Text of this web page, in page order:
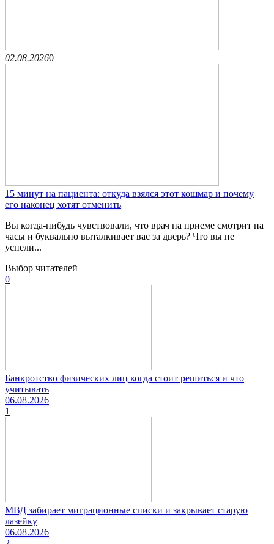
02.08.20260
15 минут на пациента: откуда взялся этот кошмар и почему
его наконец хотят отменить
Вы когда-нибудь чувствовали, что врач на приеме смотрит на
часы и буквально выталкивает вас за дверь? Что вы не
успели...
Выбор читателей
0
Банкротство физических лиц когда стоит решиться и что
учитывать
06.08.2026
1
МВД забирает миграционные списки и закрывает старую
лазейку
06.08.2026